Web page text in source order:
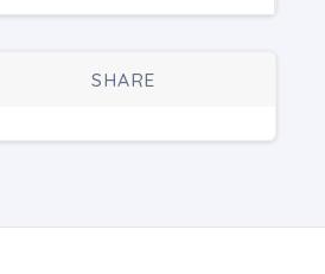
SHARE